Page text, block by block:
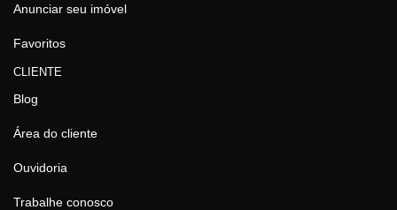
Anunciar seu imóvel
Favoritos
CLIENTE
Blog
Área do cliente
Ouvidoria
Trabalhe conosco